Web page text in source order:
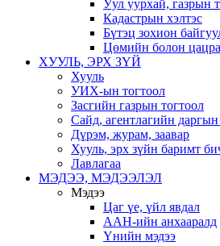
Уул уурхай, газрын
Кадастрын хэлтэс
Бүтэц зохион
Цөмийн болон
ХУУЛЬ, ЭРХ ЗҮЙ
Хууль
УИХ-ын тогтоол
Засгийн газрын тогтоол
Сайд, агентлагийн
Дүрэм, журам, заавар
Хууль, эрх зүйн баримт
Лавлагаа
МЭДЭЭ, МЭДЭЭЛЭЛ
Мэдээ
Цаг үе, үйл явдал
ААН-ийн анхааралд
Үнийн мэдээ